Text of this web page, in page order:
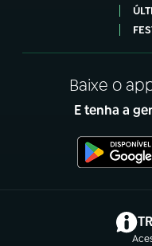
Baixe o
E tenha a